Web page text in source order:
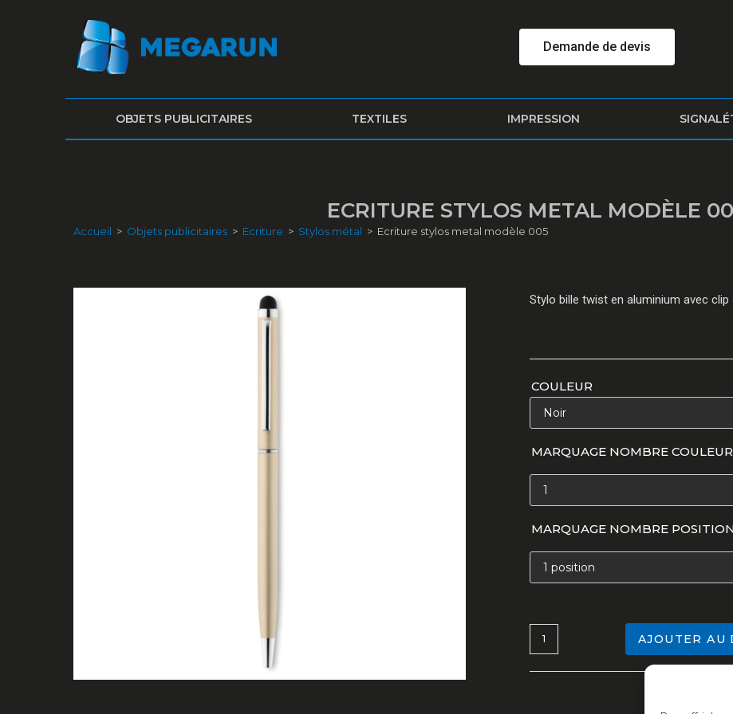
Demande de devis
OBJETS PUBLICITAIRES TEXTILES IMPRESSION
ECRITURE STYLOS METAL MODÈLE
Accueil > Objets publicitaires > Ecriture > Stylos métal > Ecriture stylos metal modèle 005
Stylo bille twist en aluminium avec
COULEUR
MARQUAGE NOMBRE
MARQUAGE NOMBRE
AJOUTER AU